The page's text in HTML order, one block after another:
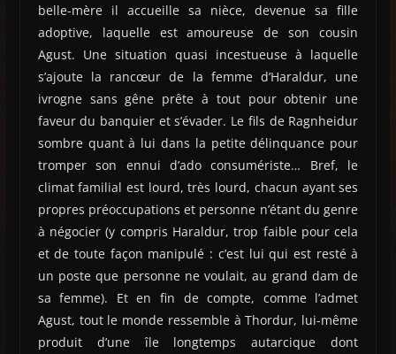
belle-mère il accueille sa nièce, devenue sa fille
adoptive, laquelle est amoureuse de son cousin
Agust. Une situation quasi incestueuse à laquelle
s’ajoute la rancœur de la femme d’Haraldur, une
ivrogne sans gêne prête à tout pour obtenir une
faveur du banquier et s’évader. Le fils de Ragnheidur
sombre quant à lui dans la petite délinquance pour
tromper son ennui d’ado consumériste… Bref, le
climat familial est lourd, très lourd, chacun ayant ses
propres préoccupations et personne n’étant du genre
à négocier (y compris Haraldur, trop faible pour cela
et de toute façon manipulé : c’est lui qui est resté à
un poste que personne ne voulait, au grand dam de
sa femme). Et en fin de compte, comme l’admet
Agust, tout le monde ressemble à Thordur, lui-même
produit d’une île longtemps autarcique dont